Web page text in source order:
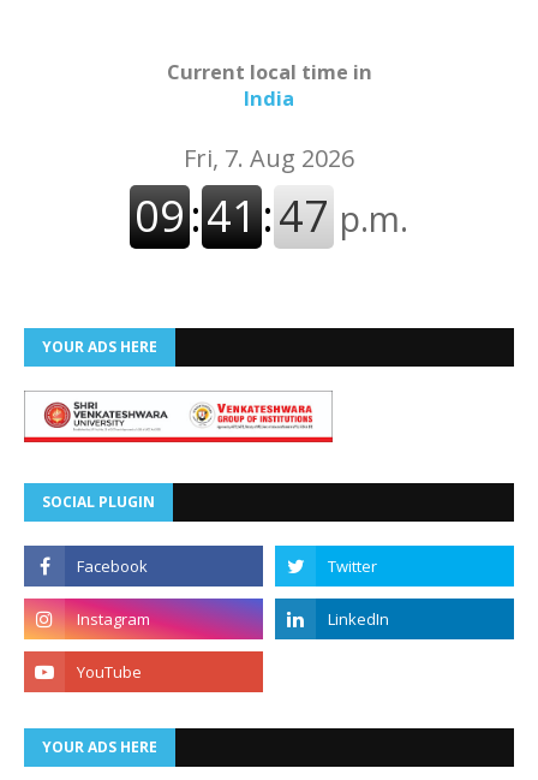
Current local time in
India
YOUR ADS HERE
SOCIAL PLUGIN
YOUR ADS HERE